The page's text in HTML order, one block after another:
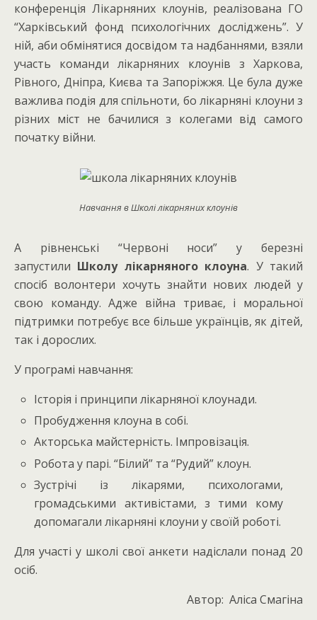
конференція Лікарняних клоунів, реалізована ГО
“Харківський фонд психологічних досліджень”. У
ній, аби обмінятися досвідом та надбаннями, взяли
участь команди лікарняних клоунів з Харкова,
Рівного, Дніпра, Києва та Запоріжжя. Це була дуже
важлива подія для спільноти, бо лікарняні клоуни з
різних міст не бачилися з колегами від самого
початку війни.
Навчання в Школі лікарняних клоунів
А рівненські “Червоні носи” у березні
запустили Школу лікарняного клоуна. У такий
спосіб волонтери хочуть знайти нових людей у
свою команду. Адже війна триває, і моральної
підтримки потребує все більше українців, як дітей,
так і дорослих.
У програмі навчання:
Історія і принципи лікарняної клоунади.
Пробудження клоуна в собі.
Акторська майстерність. Імпровізація.
Робота у парі. “Білий” та “Рудий” клоун.
Зустрічі із лікарями, психологами,
громадськими активістами, з тими кому
допомагали лікарняні клоуни у своїй роботі.
Для участі у школі свої анкети надіслали понад 20
осіб.
Автор: Аліса Смагіна